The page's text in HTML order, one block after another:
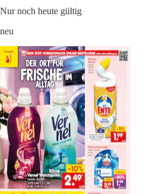
Nur noch heute gültig
neu